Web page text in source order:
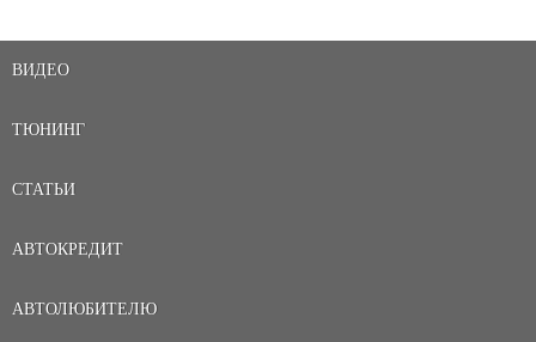
ВИДЕО
ТЮНИНГ
СТАТЬИ
АВТОКРЕДИТ
АВТОЛЮБИТЕЛЮ